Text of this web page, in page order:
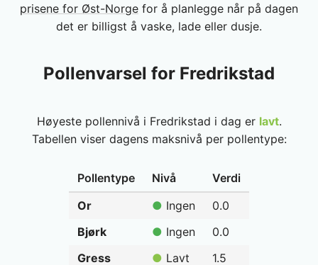
prisene for Øst-Norge for å planlegge når på dagen
det er billigst å vaske, lade eller dusje.
Pollenvarsel for Fredrikstad
Høyeste pollennivå i Fredrikstad i dag er lavt.
Tabellen viser dagens maksnivå per pollentype:
Pollentype Nivå
Verdi
Or
● Ingen
0.0
Bjørk
● Ingen
0.0
Gress
● Lavt
1.5